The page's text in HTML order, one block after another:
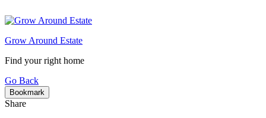
to
Grow Around Estate
Find your right home
Go Back
Bookmark
Share